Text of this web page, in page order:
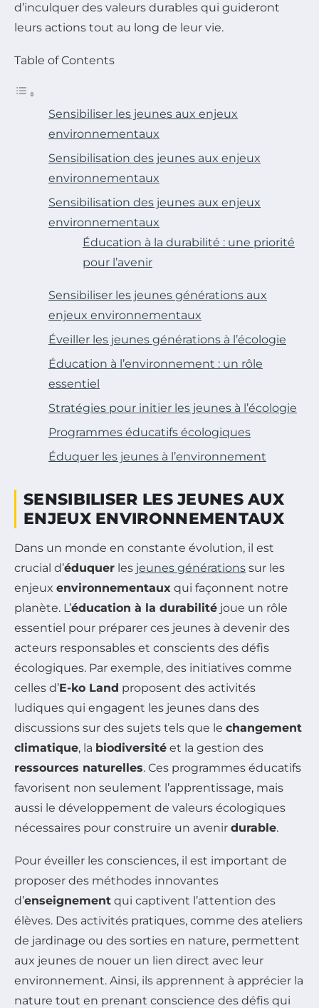
d’inculquer des valeurs durables qui guideront
leurs actions tout au long de leur vie.
Table of Contents
Sensibiliser les jeunes aux enjeux
environnementaux
Sensibilisation des jeunes aux enjeux
environnementaux
Sensibilisation des jeunes aux enjeux
environnementaux
Éducation à la durabilité : une priorité
pour l’avenir
Sensibiliser les jeunes générations aux
enjeux environnementaux
Éveiller les jeunes générations à l’écologie
Éducation à l’environnement : un rôle
essentiel
Stratégies pour initier les jeunes à l’écologie
Programmes éducatifs écologiques
Éduquer les jeunes à l’environnement
SENSIBILISER LES JEUNES AUX
ENJEUX ENVIRONNEMENTAUX
Dans un monde en constante évolution, il est
crucial d’éduquer les jeunes générations sur les
enjeux environnementaux qui façonnent notre
planète. L’éducation à la durabilité joue un rôle
essentiel pour préparer ces jeunes à devenir des
acteurs responsables et conscients des défis
écologiques. Par exemple, des initiatives comme
celles d’E-ko Land proposent des activités
ludiques qui engagent les jeunes dans des
discussions sur des sujets tels que le changement
climatique, la biodiversité et la gestion des
ressources naturelles. Ces programmes éducatifs
favorisent non seulement l’apprentissage, mais
aussi le développement de valeurs écologiques
nécessaires pour construire un avenir durable.
Pour éveiller les consciences, il est important de
proposer des méthodes innovantes
d’enseignement qui captivent l’attention des
élèves. Des activités pratiques, comme des ateliers
de jardinage ou des sorties en nature, permettent
aux jeunes de nouer un lien direct avec leur
environnement. Ainsi, ils apprennent à apprécier la
nature tout en prenant conscience des défis qui